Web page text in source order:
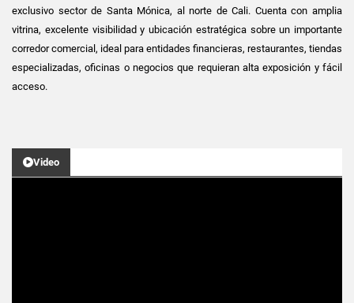
exclusivo sector de Santa Mónica, al norte de Cali. Cuenta con amplia
vitrina, excelente visibilidad y ubicación estratégica sobre un importante
corredor comercial, ideal para entidades financieras, restaurantes, tiendas
especializadas, oficinas o negocios que requieran alta exposición y fácil
acceso.
Video